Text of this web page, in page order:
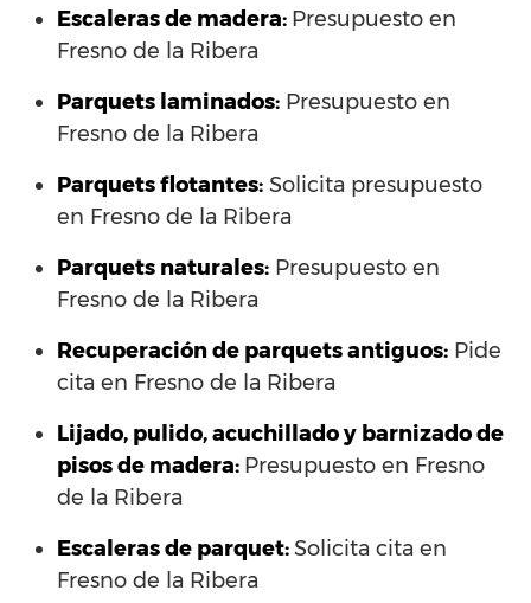
Escaleras de madera: Presupuesto en
Fresno de la Ribera
Parquets laminados: Presupuesto en
Fresno de la Ribera
Parquets flotantes: Solicita presupuesto
en Fresno de la Ribera
Parquets naturales: Presupuesto en
Fresno de la Ribera
Recuperación de parquets antiguos: Pide
cita en Fresno de la Ribera
Lijado, pulido, acuchillado y barnizado de
pisos de madera: Presupuesto en Fresno
de la Ribera
Escaleras de parquet:Solicita cita en
Fresno de la Ribera